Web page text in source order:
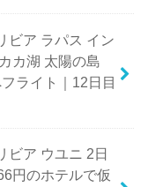
ビア ラパス イン
カ湖 太陽の島
ライト｜12日目
ビア ウユニ 2日
円のホテルで仮